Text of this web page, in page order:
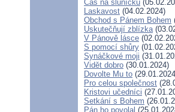
Čas na sluníčku
Laskavost (04.02.2024)
Obchod s Pánem Bohem
Uskutečňují zblízka
V Pánově lásce
S pomocí shůry
Synáčkové moji
Vidět dobro (30.01.2024)
Dovolte Mu to
Pro celou společnost
Kristovi učedníci
Setkání s Bohem
Pán ho povolal